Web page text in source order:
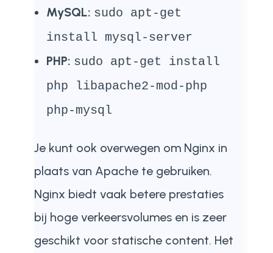
MySQL: sudo apt-get
install mysql-server
PHP: sudo apt-get install
php libapache2-mod-php
php-mysql
Je kunt ook overwegen om Nginx in
plaats van Apache te gebruiken.
Nginx biedt vaak betere prestaties
bij hoge verkeersvolumes en is zeer
geschikt voor statische content. Het